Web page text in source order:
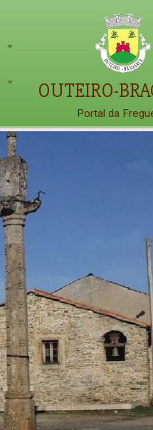
OUTEIRO-
Portal da